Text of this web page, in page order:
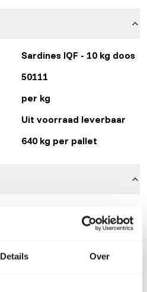
Details Over
Sardines IQF - 10 kg doos
50111
per kg
Uit voorraad leverbaar
640 kg per pallet
Kiezebrink